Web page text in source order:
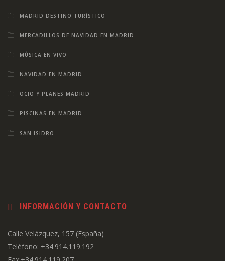
MADRID DESTINO TURÍSTICO
MERCADILLOS DE NAVIDAD EN MADRID
MÚSICA EN VIVO
NAVIDAD EN MADRID
OCIO Y PLANES MADRID
PISCINAS EN MADRID
SAN ISIDRO
INFORMACIÓN Y CONTACTO
Calle Velázquez, 157 (España)
Teléfono: +34.914.119.192